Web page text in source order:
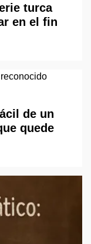
turca
en el fin
de un
quede